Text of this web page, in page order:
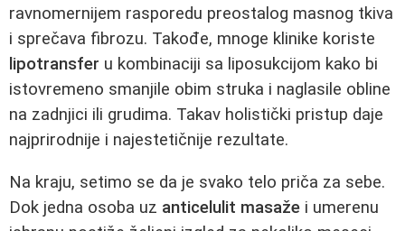
ravnomernijem rasporedu preostalog masnog tkiva
i sprečava fibrozu. Takođe, mnoge klinike koriste
lipotransfer u kombinaciji sa liposukcijom kako bi
istovremeno smanjile obim struka i naglasile obline
na zadnjici ili grudima. Takav holistički pristup daje
najprirodnije i najestetičnije rezultate.
Na kraju, setimo se da je svako telo priča za sebe.
Dok jedna osoba uz anticelulit masaže i umerenu